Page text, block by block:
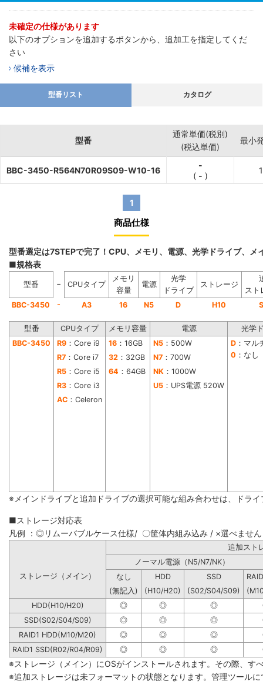
未確定の仕様があります
以下のオプションを追加するボタンから、追加工を指定してくだ
さい
候補を表示
型番リスト カタログ
型番
通常単価(税別)
(税込単価)
最小
BBC-3450-R564N70R09S09-W10-16
-
( - )
1
商品仕様
型番選定は7STEPで完了！CPU、メモリ、電源、光学ドライブ、
■規格表
型番 − CPUタイプ
メモリ
容量
電源
光学
ドライブ
ストレージ
スト
BBC-3450
- A3 16 N5 D H10
型番 CPUタイプ メモリ容量 電源
光学
BBC-3450
R9 ：Core i9 16 ：16GB N5 ：500W D ：マル
0 ：なし
R7 ：Core i7 32 ：32GB N7 ：700W
R5 ：Core i5 64 ：64GB NK ：1000W
R3 ：Core i3 U5 ：UPS電源 520W
AC ：Celeron
※メインドライブと追加ドライブの選択可能な組み合わせは、ドラ
■ストレージ対応表
凡例 ：◎リムーバブルケース仕様/ 〇筐体内組み込み / ×選べません
追
ノーマル電源（N5/N7/NK）
ストレージ（メイン）
なし HDD SSD
(無記入)
(H10/H20) (S02/S04/S09)
HDD(H10/H20)
◎ ◎ ◎
SSD(S02/S04/S09)
◎ ◎ ◎
RAID1 HDD(M10/M20)
◎ ◎ ◎
RAID1 SSD(R02/R04/R09)
◎ ◎ ◎
※ストレージ（メイン）にOSがインストールされます。その際、す
※追加ストレージは未フォーマットの状態となります。管理ツール